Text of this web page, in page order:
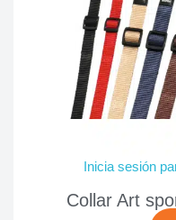
Inicia sesión
Collar Art